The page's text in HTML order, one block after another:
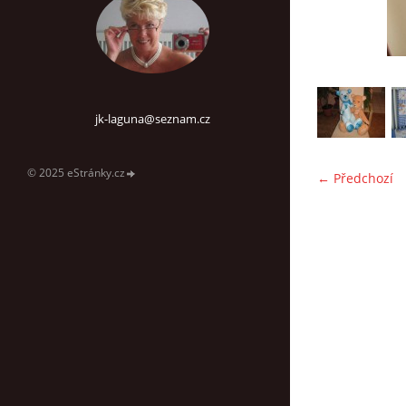
jk-laguna@seznam.cz
© 2025 eStránky.cz ← Předchozí